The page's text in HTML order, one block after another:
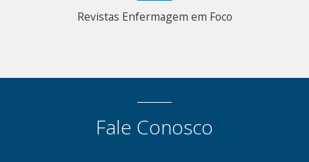
Revistas Enfermagem em Foco
Fale Conosco